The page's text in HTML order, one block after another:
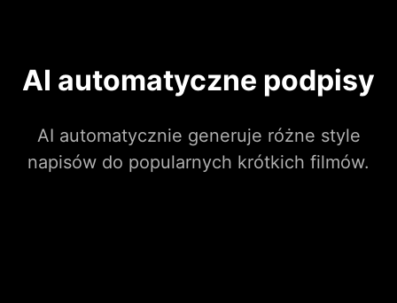
AI automatyczne podpisy
AI automatycznie generuje różne style
napisów do popularnych krótkich filmów.